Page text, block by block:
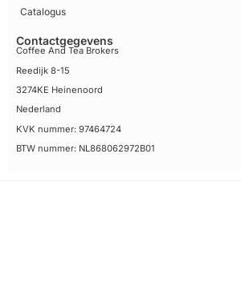
Catalogus
Contactgegevens
Coffee And Tea Brokers
Reedijk 8-15
3274KE Heinenoord
Nederland
KVK nummer: 97464724
BTW nummer: NL868062972B01